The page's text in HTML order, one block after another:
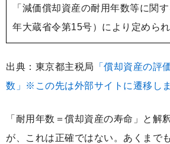
「減価償却資産の耐用年数等に関
年大蔵省令第15号）により定められ
出典：東京都主税局 「償却資産の評
数」※この先は外部サイトに遷移しま
「耐用年数＝償却資産の寿命」と解
が、これは正確ではない。あくまで